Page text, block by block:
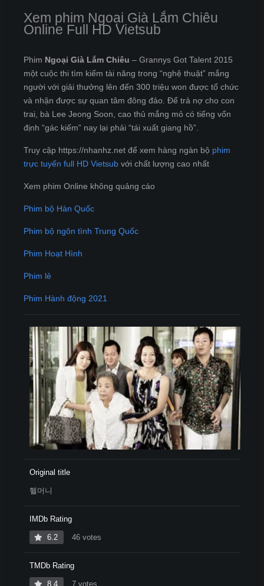
Xem phim Ngoại Già Lắm Chiêu
Online Full HD Vietsub
Phim Ngoại Già Lắm Chiêu – Grannys Got Talent 2015
một cuộc thi tìm kiếm tài năng trong “nghệ thuật” mắng
người với giải thưởng lên đến 300 triệu won được tổ chức
và nhận được sự quan tâm đông đảo. Để trả nợ cho con
trai, bà Lee Jeong Soon, cao thủ mắng mỏ có tiếng vốn
định “gác kiếm” nay lại phải “tái xuất giang hồ”.
Truy cập https://nhanhz.net để xem hàng ngàn bộ phim
trực tuyến full HD Vietsub với chất lượng cao nhất
Xem phim Online không quảng cáo
Phim bộ Hàn Quốc
Phim bộ ngôn tình Trung Quốc
Phim Hoạt Hình
Phim lẻ
Phim Hành động 2021
Original title
헬머니
IMDb Rating
6.2 46 votes
TMDb Rating
8.4 7 votes